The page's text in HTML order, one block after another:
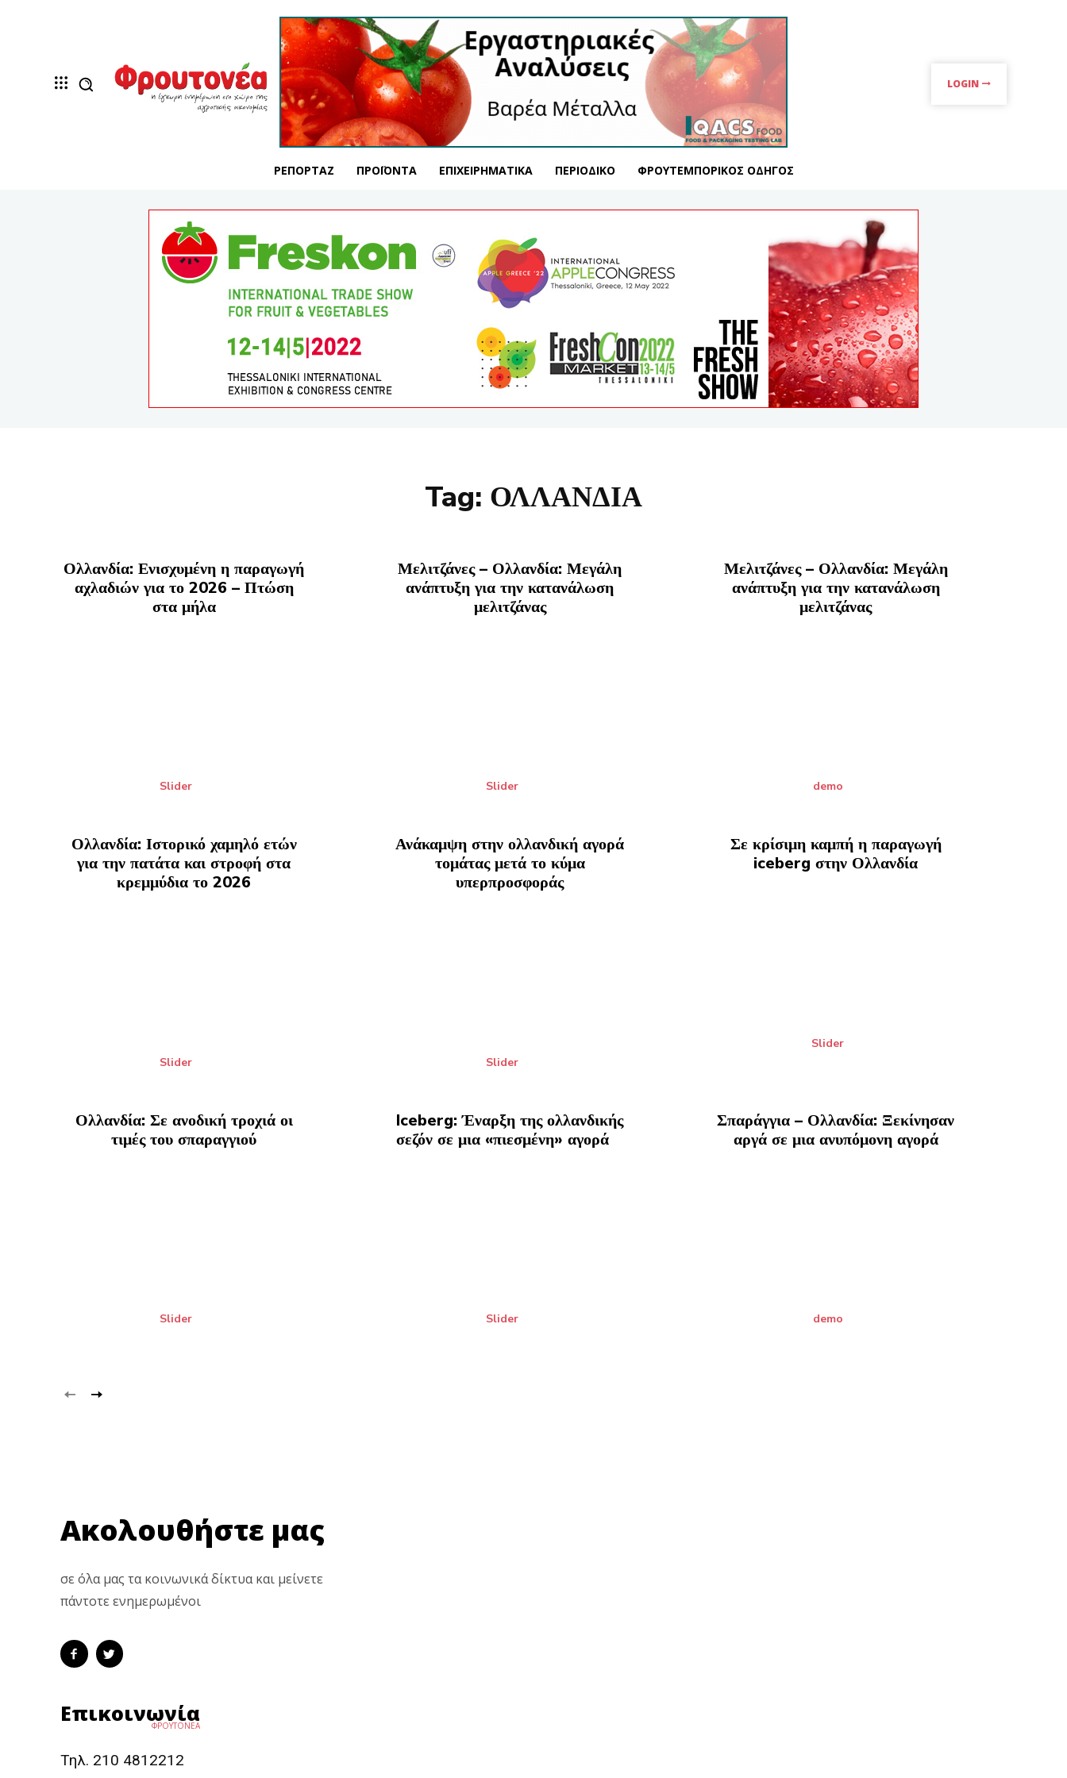
LOGIN
ΡΕΠΟΡΤΆΖ ΠΡΟΪΌΝΤΑ ΕΠΙΧΕΙΡΗΜΑΤΙΚΆ ΠΕΡΙΟΔΙΚΌ ΦΡΟΥΤΕΜΠΟΡΙΚΌΣ ΟΔΗΓΌΣ
Tag: ΟΛΛΑΝΔΙΑ
Ολλανδία: Ενισχυμένη η παραγωγή
αχλαδιών για το 2026 – Πτώση
στα μήλα
Slider
Μελιτζάνες – Ολλανδία: Μεγάλη
ανάπτυξη για την κατανάλωση
μελιτζάνας
Slider
Μελιτζάνες – Ολλανδία: Μεγάλη
ανάπτυξη για την κατανάλωση
μελιτζάνας
demo
Ολλανδία: Ιστορικό χαμηλό ετών
για την πατάτα και στροφή στα
κρεμμύδια το 2026
Slider
Ανάκαμψη στην ολλανδική αγορά
τομάτας μετά το κύμα
υπερπροσφοράς
Slider
Σε κρίσιμη καμπή η παραγωγή
iceberg στην Ολλανδία
Slider
Ολλανδία: Σε ανοδική τροχιά οι
τιμές του σπαραγγιού
Slider
Iceberg: Έναρξη της ολλανδικής
σεζόν σε μια «πιεσμένη» αγορά
Slider
Σπαράγγια – Ολλανδία: Ξεκίνησαν
αργά σε μια ανυπόμονη αγορά
demo
Ακολουθήστε μας
σε όλα μας τα κοινωνικά δίκτυα και μείνετε
πάντοτε ενημερωμένοι
Επικοινωνία
ΦΡΟΥΤΟΝΕΑ
Τηλ. 210 4812212